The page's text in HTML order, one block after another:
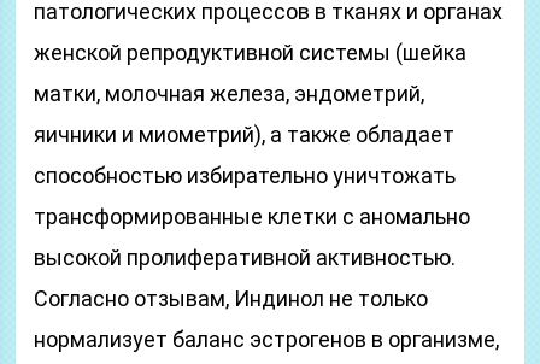
патологических процессов в тканях и органах
женской репродуктивной системы (шейка
матки, молочная железа, эндометрий,
яичники и миометрий), а также обладает
способностью избирательно уничтожать
трансформированные клетки с аномально
высокой пролиферативной активностью.
Согласно отзывам, Индинол не только
нормализует баланс эстрогенов в организме,